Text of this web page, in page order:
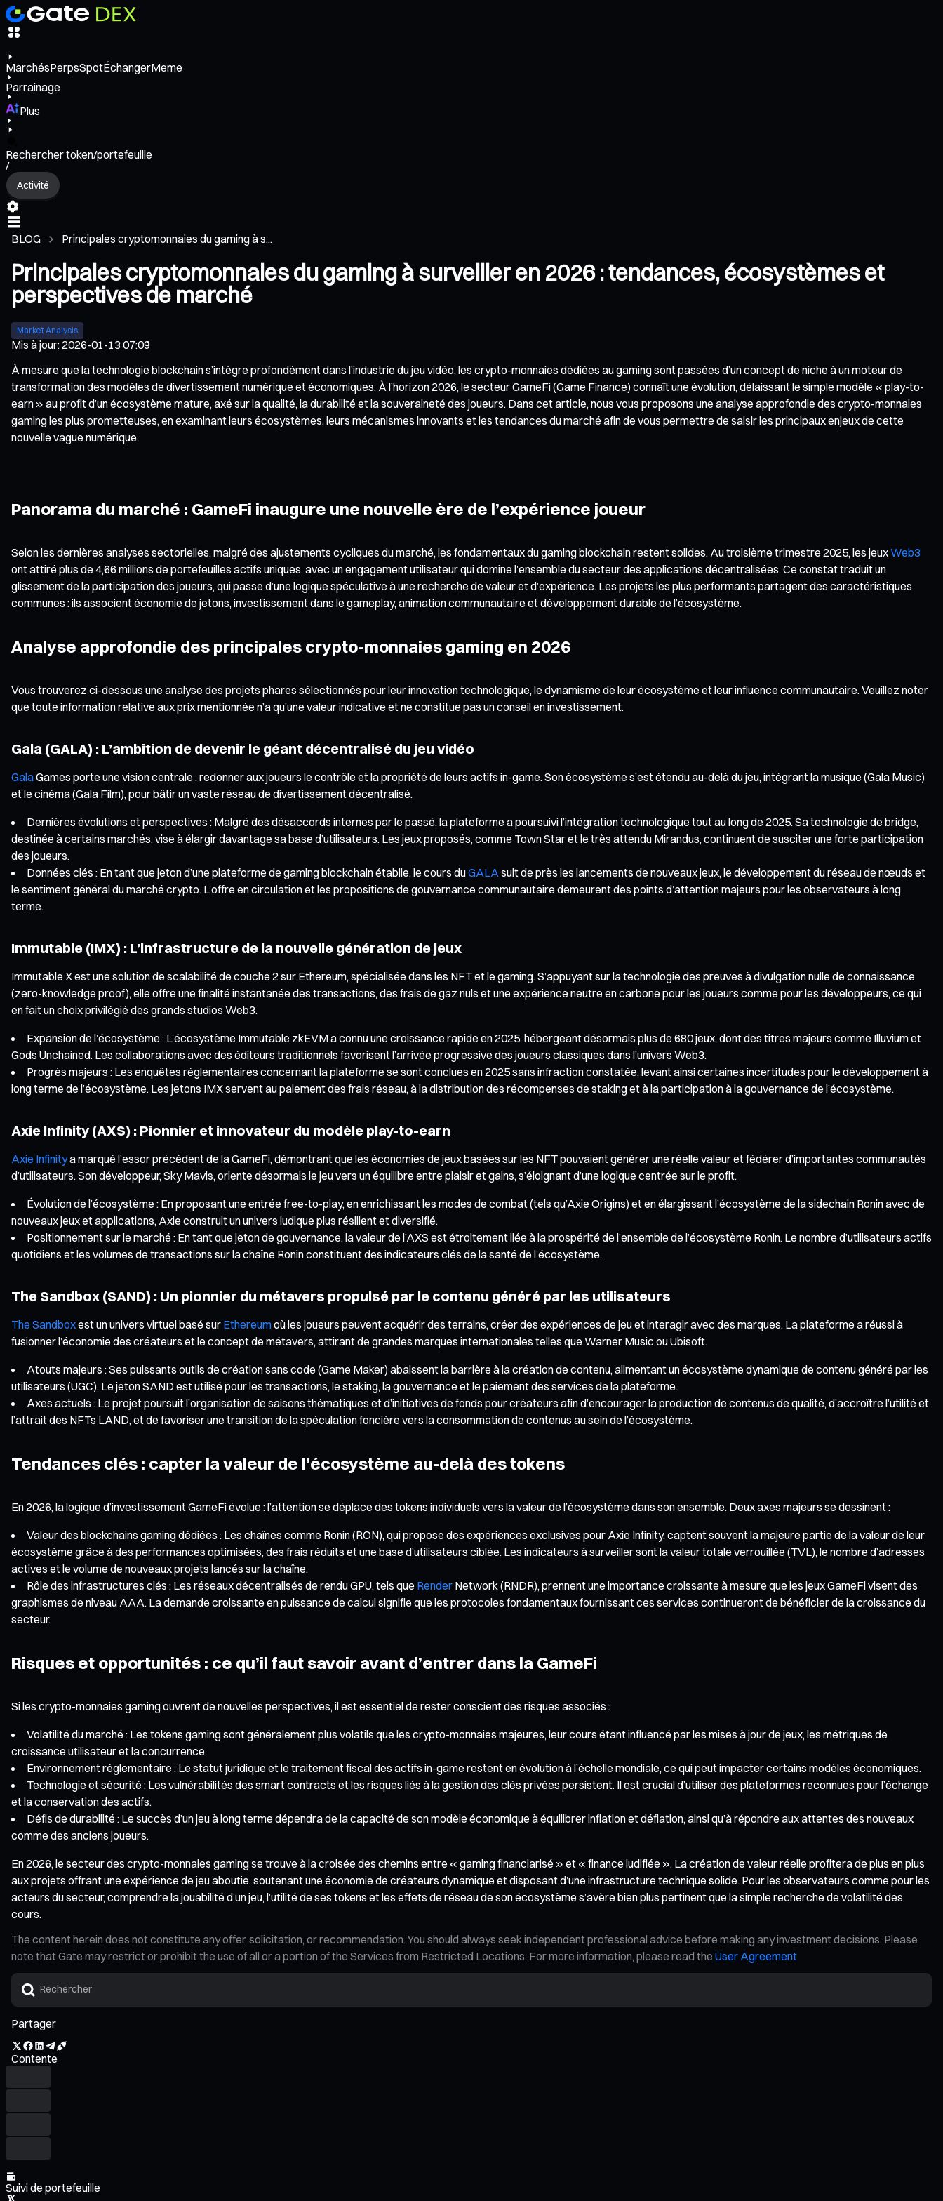
MarchésPerpsSpotÉchangerMeme
Parrainage
Plus
Rechercher token/portefeuille
/
Activité
BLOG Principales cryptomonnaies du gaming à s...
Principales cryptomonnaies du gaming à surveiller en 2026 : tendances, écosystèmes et
perspectives de marché
Market Analysis
Mis à jour:2026-01-13 07:09
À mesure que la technologie blockchain s’intègre profondément dans l’industrie du jeu vidéo, les crypto-monnaies dédiées au gaming sont passées d’un concept de niche à un moteur de
transformation des modèles de divertissement numérique et économiques. À l’horizon 2026, le secteur GameFi (Game Finance) connaît une évolution, délaissant le simple modèle « play-to-
earn » au profit d’un écosystème mature, axé sur la qualité, la durabilité et la souveraineté des joueurs. Dans cet article, nous vous proposons une analyse approfondie des crypto-monnaies
gaming les plus prometteuses, en examinant leurs écosystèmes, leurs mécanismes innovants et les tendances du marché afin de vous permettre de saisir les principaux enjeux de cette
nouvelle vague numérique.
Panorama du marché : GameFi inaugure une nouvelle ère de l’expérience joueur
Selon les dernières analyses sectorielles, malgré des ajustements cycliques du marché, les fondamentaux du gaming blockchain restent solides. Au troisième trimestre 2025, les jeuxWeb3
ont attiré plus de 4,66 millions de portefeuilles actifs uniques, avec un engagement utilisateur qui domine l’ensemble du secteur des applications décentralisées. Ce constat traduit un
glissement de la participation des joueurs, qui passe d’une logique spéculative à une recherche de valeur et d’expérience. Les projets les plus performants partagent des caractéristiques
communes : ils associent économie de jetons, investissement dans le gameplay, animation communautaire et développement durable de l’écosystème.
Analyse approfondie des principales crypto-monnaies gaming en 2026
Vous trouverez ci-dessous une analyse des projets phares sélectionnés pour leur innovation technologique, le dynamisme de leur écosystème et leur influence communautaire. Veuillez noter
que toute information relative aux prix mentionnée n’a qu’une valeur indicative et ne constitue pas un conseil en investissement.
Gala (GALA) : L’ambition de devenir le géant décentralisé du jeu vidéo
GalaGames porte une vision centrale : redonner aux joueurs le contrôle et la propriété de leurs actifs in-game. Son écosystème s’est étendu au-delà du jeu, intégrant la musique (Gala Music)
et le cinéma (Gala Film), pour bâtir un vaste réseau de divertissement décentralisé.
Dernières évolutions et perspectives : Malgré des désaccords internes par le passé, la plateforme a poursuivi l’intégration technologique tout au long de 2025. Sa technologie de bridge,
destinée à certains marchés, vise à élargir davantage sa base d’utilisateurs. Les jeux proposés, comme Town Star et le très attendu Mirandus, continuent de susciter une forte participation
des joueurs.
Données clés : En tant que jeton d’une plateforme de gaming blockchain établie, le cours duGALA suit de près les lancements de nouveaux jeux, le développement du réseau de nœuds et
le sentiment général du marché crypto. L’offre en circulation et les propositions de gouvernance communautaire demeurent des points d’attention majeurs pour les observateurs à long
terme.
Immutable (IMX) : L’infrastructure de la nouvelle génération de jeux
Immutable X est une solution de scalabilité de couche 2 sur Ethereum, spécialisée dans les NFT et le gaming. S’appuyant sur la technologie des preuves à divulgation nulle de connaissance
(zero-knowledge proof), elle offre une finalité instantanée des transactions, des frais de gaz nuls et une expérience neutre en carbone pour les joueurs comme pour les développeurs, ce qui
en fait un choix privilégié des grands studios Web3.
Expansion de l’écosystème : L’écosystème Immutable zkEVM a connu une croissance rapide en 2025, hébergeant désormais plus de 680 jeux, dont des titres majeurs comme Illuvium et
Gods Unchained. Les collaborations avec des éditeurs traditionnels favorisent l’arrivée progressive des joueurs classiques dans l’univers Web3.
Progrès majeurs : Les enquêtes réglementaires concernant la plateforme se sont conclues en 2025 sans infraction constatée, levant ainsi certaines incertitudes pour le développement à
long terme de l’écosystème. Les jetons IMX servent au paiement des frais réseau, à la distribution des récompenses de staking et à la participation à la gouvernance de l’écosystème.
Axie Infinity (AXS) : Pionnier et innovateur du modèle play-to-earn
Axie Infinitya marqué l’essor précédent de la GameFi, démontrant que les économies de jeux basées sur les NFT pouvaient générer une réelle valeur et fédérer d’importantes communautés
d’utilisateurs. Son développeur, Sky Mavis, oriente désormais le jeu vers un équilibre entre plaisir et gains, s’éloignant d’une logique centrée sur le profit.
Évolution de l’écosystème : En proposant une entrée free-to-play, en enrichissant les modes de combat (tels qu’Axie Origins) et en élargissant l’écosystème de la sidechain Ronin avec de
nouveaux jeux et applications, Axie construit un univers ludique plus résilient et diversifié.
Positionnement sur le marché : En tant que jeton de gouvernance, la valeur de l’AXS est étroitement liée à la prospérité de l’ensemble de l’écosystème Ronin. Le nombre d’utilisateurs actifs
quotidiens et les volumes de transactions sur la chaîne Ronin constituent des indicateurs clés de la santé de l’écosystème.
The Sandbox (SAND) : Un pionnier du métavers propulsé par le contenu généré par les utilisateurs
The Sandboxest un univers virtuel basé sur Ethereumoù les joueurs peuvent acquérir des terrains, créer des expériences de jeu et interagir avec des marques. La plateforme a réussi à
fusionner l’économie des créateurs et le concept de métavers, attirant de grandes marques internationales telles que Warner Music ou Ubisoft.
Atouts majeurs : Ses puissants outils de création sans code (Game Maker) abaissent la barrière à la création de contenu, alimentant un écosystème dynamique de contenu généré par les
utilisateurs (UGC). Le jeton SAND est utilisé pour les transactions, le staking, la gouvernance et le paiement des services de la plateforme.
Axes actuels : Le projet poursuit l’organisation de saisons thématiques et d’initiatives de fonds pour créateurs afin d’encourager la production de contenus de qualité, d’accroître l’utilité et
l’attrait des NFTs LAND, et de favoriser une transition de la spéculation foncière vers la consommation de contenus au sein de l’écosystème.
Tendances clés : capter la valeur de l’écosystème au-delà des tokens
En 2026, la logique d’investissement GameFi évolue : l’attention se déplace des tokens individuels vers la valeur de l’écosystème dans son ensemble. Deux axes majeurs se dessinent :
Valeur des blockchains gaming dédiées : Les chaînes comme Ronin (RON), qui propose des expériences exclusives pour Axie Infinity, captent souvent la majeure partie de la valeur de leur
écosystème grâce à des performances optimisées, des frais réduits et une base d’utilisateurs ciblée. Les indicateurs à surveiller sont la valeur totale verrouillée (TVL), le nombre d’adresses
actives et le volume de nouveaux projets lancés sur la chaîne.
Rôle des infrastructures clés : Les réseaux décentralisés de rendu GPU, tels que Render Network (RNDR), prennent une importance croissante à mesure que les jeux GameFi visent des
graphismes de niveau AAA. La demande croissante en puissance de calcul signifie que les protocoles fondamentaux fournissant ces services continueront de bénéficier de la croissance du
secteur.
Risques et opportunités : ce qu’il faut savoir avant d’entrer dans la GameFi
Si les crypto-monnaies gaming ouvrent de nouvelles perspectives, il est essentiel de rester conscient des risques associés :
Volatilité du marché : Les tokens gaming sont généralement plus volatils que les crypto-monnaies majeures, leur cours étant influencé par les mises à jour de jeux, les métriques de
croissance utilisateur et la concurrence.
Environnement réglementaire : Le statut juridique et le traitement fiscal des actifs in-game restent en évolution à l’échelle mondiale, ce qui peut impacter certains modèles économiques.
Technologie et sécurité : Les vulnérabilités des smart contracts et les risques liés à la gestion des clés privées persistent. Il est crucial d’utiliser des plateformes reconnues pour l’échange
et la conservation des actifs.
Défis de durabilité : Le succès d’un jeu à long terme dépendra de la capacité de son modèle économique à équilibrer inflation et déflation, ainsi qu’à répondre aux attentes des nouveaux
comme des anciens joueurs.
En 2026, le secteur des crypto-monnaies gaming se trouve à la croisée des chemins entre « gaming financiarisé » et « finance ludifiée ». La création de valeur réelle profitera de plus en plus
aux projets offrant une expérience de jeu aboutie, soutenant une économie de créateurs dynamique et disposant d’une infrastructure technique solide. Pour les observateurs comme pour les
acteurs du secteur, comprendre la jouabilité d’un jeu, l’utilité de ses tokens et les effets de réseau de son écosystème s’avère bien plus pertinent que la simple recherche de volatilité des
cours.
The content herein does not constitute any offer, solicitation, or recommendation. You should always seek independent professional advice before making any investment decisions. Please
note that Gate may restrict or prohibit the use of all or a portion of the Services from Restricted Locations. For more information, please read the User Agreement
Partager
Contente
Suivi de portefeuille